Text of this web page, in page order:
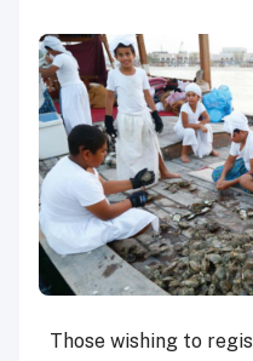
Those wishing to